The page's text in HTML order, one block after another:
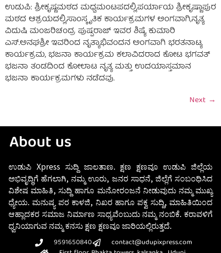
ಉಡುಪಿ: ಶ್ರೀಕೃಷ್ಣಮಠದ ಮಧ್ವಮಂಟಪದಲ್ಲಿ,ಪರ್ಯಾಯ ಶ್ರೀಕೃಷ್ಣಾಪುರ
ಮಠದ ಆಶ್ರಯದಲ್ಲಿ,ಸಾಂಸ್ಕೃತಿಕ ಕಾರ್ಯಕ್ರಮಗಳ ಅಂಗವಾಗಿ,ನೃತ್ಯ
ವಿದುಷಿ ಮಂಜರಿಚಂದ್ರ ಪುಷ್ಪರಾಜ್ ಇವರ ಶಿಷ್ಯೆ ಕುಮಾರಿ
ಎಸ್.ಅನಘಶ್ರೀ ಇವರಿಂದ ನೃತ್ಯಾಭಿವಂದನ ಅಂಗವಾಗಿ ಭರತನಾಟ್ಯ
ಕಾರ್ಯಕ್ರಮ, ಭಜನಾ ಕಾರ್ಯಕ್ರಮ ಕಲಾವಿದರಾದ ಕೋಟ ಭಗವತ್
ಭಜನಾ ತಂಡದಿಂದ ಕೋಲಾಟ ನೃತ್ಯ ಮತ್ತು ಉದಯಾಸ್ತಮಾನ
ಭಜನಾ ಕಾರ್ಯಕ್ರಮಗಳು ನಡೆದವು.
Next →
About us
ಉಡುಪಿ Xpress ಸುದ್ದಿ ಜಾಲತಾಣ. ಕ್ಷಣ ಕ್ಷಣವೂ ಉಡುಪಿ ಜಿಲ್ಲೆಯ
ಅಭಿವೃದ್ಧಿಗೆ ಹೆಗಲಾಗಿ, ನಮ್ಮ ಊರು, ಜನರ ಸಾಧನೆ, ಜಿಲ್ಲೆಗೆ ಸಂಬಂಧಿಸಿದ
ವಿಶೇಷ ಮಾಹಿತಿ, ಸುದ್ದಿ ಹಾಗೂ ಮನೋರಂಜನೆ ನೀಡುವುದು ನಮ್ಮ ಮುಖ್ಯ
ಧ್ಯೇಯ. ಮನುಷ್ಯ ಪರ ಕಾಳಜಿ, ನಿಖರ ಹಾಗೂ ಪಕ್ವ ಸುದ್ದಿ, ಮಾಹಿತಿಯಿಂದ
ಆಹ್ಲಾದಕರ ಸಮಾಜ ನಿರ್ಮಾಣ ಸಾಧ್ಯವೆಂಬುದು ನಮ್ಮ ನಂಬಿಕೆ. ಕರಾವಳಿಗೆ
ಧ್ವನಿಯಾಗುವ ನಮ್ಮ ಕನಸು ಕ್ಷಣ ಕ್ಷಣವೂ ಜಾರಿಯಲ್ಲಿರುತ್ತದೆ.
9591650840
contact@udupixpress.com